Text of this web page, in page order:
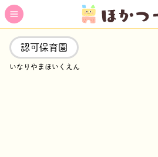
認可保育園
いなりやまほいくえん